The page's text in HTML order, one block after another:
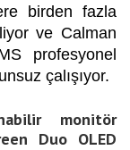
birden fazla
ve Calman
profesyonel
çalışıyor.
monitör
Duo OLED